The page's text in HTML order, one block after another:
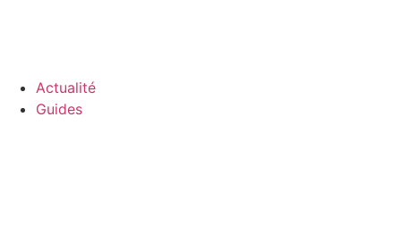
Actualité
Guides